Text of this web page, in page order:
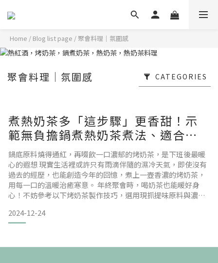
Home / Blog list page /聚會料理｜氛圍感
聚會料理｜氛圍感 CATEGORIES
煮熱奶茶多「這步驟」更香甜！示
範無負擔鍋煮熱奶茶煮法、適合熱
煮的奶茶+超方便香料熱奶茶組推薦
鍋底原料燒得通紅，再啜飲一口濃郁的烤奶茶，是下班後最暖
心的遐想 現實生活裡或許只有雨滴伴隨的濕冷天氣，即使沒有
過去的經歷，也能創造今年的回憶，煮上一壺香濃的烤奶茶，
用每一口的溫暖治癒寒意。 年終聚會時，喝奶茶也能暖好身
心！不妨參考以下烤奶茶製作技巧，選用現抓提味原料與濃郁
融化冬日的寒冷，與親朋好友共享一段溫馨的聖誕與新年時
光。 鍋煮奶茶食譜、製作技巧：先炒香 傳統家常菜總少不了透
之前，也
2024-12-24